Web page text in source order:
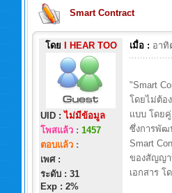
Smart Contract
โดย I HEAR TOO
UID :ไม่มีข้อมูล
โพสแล้ว: 1457
ตอบแล้ว:
เพศ :
ระดับ : 31
Exp : 2%
เมื่อ : อาทิ
"Smart
โดยไม่ต้อ
แบบ โดย
ซึ่งการพัฒ
Smart
ของสัญญา
เอกสาร